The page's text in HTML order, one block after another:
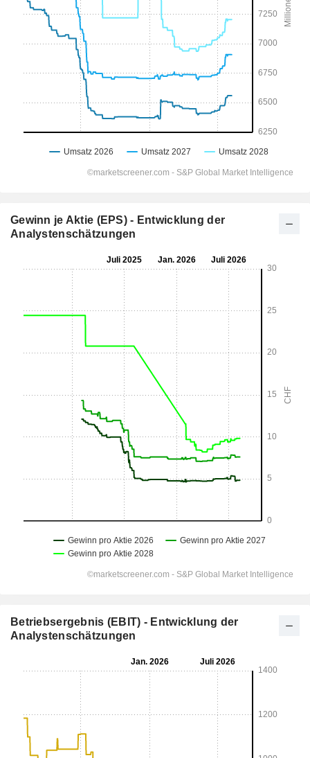
Gewinn je Aktie (EPS) - Entwicklung der
Analystenschätzungen
Betriebsergebnis (EBIT) - Entwicklung der
Analystenschätzungen